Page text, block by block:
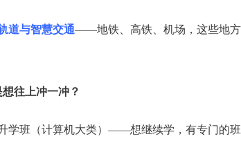
道与智慧交通——地铁、高铁、机场，这些地
往上冲一冲？
学班（计算机大类）——想继续学，有专门的班